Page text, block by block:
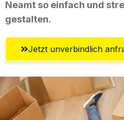
Neamt so einfach und
gestalten.
Jetzt unverbindlich